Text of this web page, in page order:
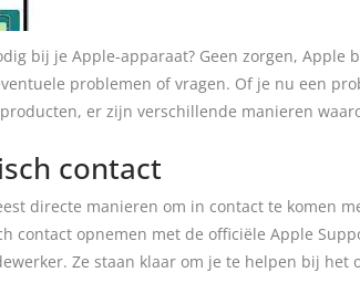
bij je Apple-apparaat? Geen zorgen, Apple
problemen of vragen. Of je nu een
er zijn verschillende manieren
contact
directe manieren om in contact te komen
contact opnemen met de officiële Apple
Ze staan klaar om je te helpen bij het